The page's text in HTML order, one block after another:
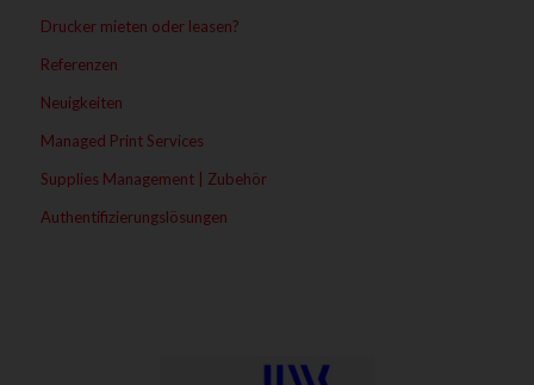
Drucker mieten oder leasen?
Referenzen
Neuigkeiten
Managed Print Services
Supplies Management | Zubehör
Authentifizierungslösungen